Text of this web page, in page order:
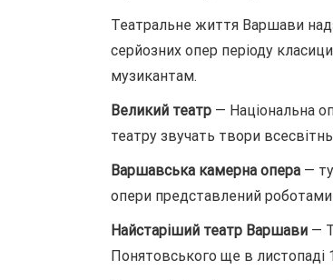
Театральне життя Варшави
серйозних опер періоду
музикантам.
Великий театр — Національна
театру звучать твори
Варшавська камерна опера —
опери представлений
Найстаріший театр Варшави —
Понятовського ще в листопаді